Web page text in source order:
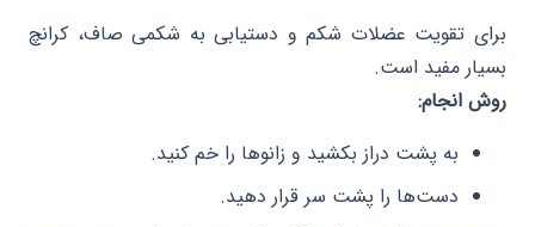
برای تقویت عضلات شکم و دستیابی به شکمی صاف، کرانچ
بسیار مفید است.
روش انجام:
به پشت دراز بکشید و زانوها را خم کنید.
دست‌ها را پشت سر قرار دهید.